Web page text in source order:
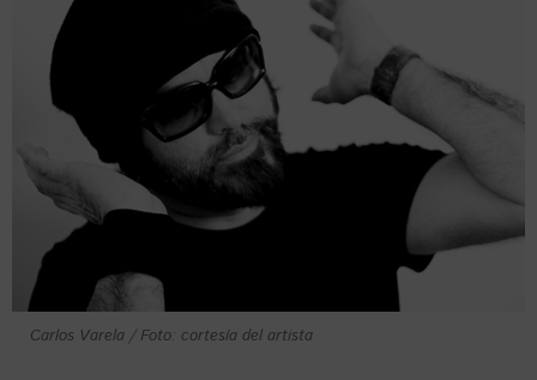
Carlos Varela / Foto: cortesía del artista